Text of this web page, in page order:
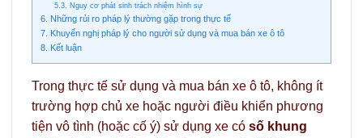
5.3. Nguy cơ phát sinh trách nhiệm hình sự
6. Những rủi ro pháp lý thường gặp trong thực tế
7. Khuyến nghị pháp lý cho người sử dụng và mua bán xe ô tô
8. Kết luận
Trong thực tế sử dụng và mua bán xe ô tô, không ít
trường hợp chủ xe hoặc người điều khiển phương
tiện vô tình (hoặc cố ý) sử dụng xe có số khung